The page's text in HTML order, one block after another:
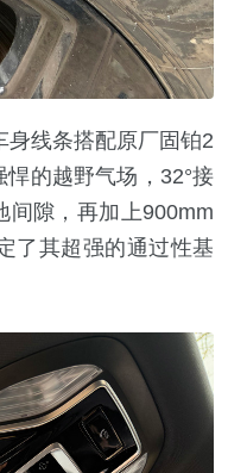
线条搭配原厂固铂2
的越野气场，32°接
间隙，再加上900mm
了其超强的通过性基